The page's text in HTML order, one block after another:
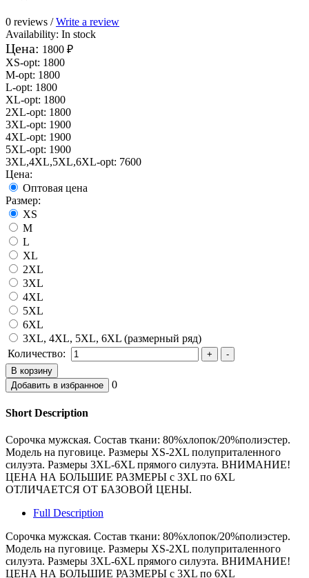
0 reviews /Write a review
Availability: In stock
Цена: 1800 ₽
XS-opt: 1800
M-opt: 1800
L-opt: 1800
XL-opt: 1800
2XL-opt: 1800
3XL-opt: 1900
4XL-opt: 1900
5XL-opt: 1900
3XL,4XL,5XL,6XL-opt: 7600
Цена:
Оптовая цена
Размер:
XS
M
L
XL
2XL
3XL
4XL
5XL
6XL
3XL, 4XL, 5XL, 6XL (размерный ряд)
Количество:
0
Short Description
Сорочка мужская. Состав ткани: 80%хлопок/20%полиэстер.
Модель на пуговице. Размеры XS-2XL полуприталенного
силуэта. Размеры 3XL-6XL прямого силуэта. ВНИМАНИЕ!
ЦЕНА НА БОЛЬШИЕ РАЗМЕРЫ с 3XL по 6XL
ОТЛИЧАЕТСЯ ОТ БАЗОВОЙ ЦЕНЫ.
Full Description
Сорочка мужская. Состав ткани: 80%хлопок/20%полиэстер.
Модель на пуговице. Размеры XS-2XL полуприталенного
силуэта. Размеры 3XL-6XL прямого силуэта. ВНИМАНИЕ!
ЦЕНА НА БОЛЬШИЕ РАЗМЕРЫ с 3XL по 6XL